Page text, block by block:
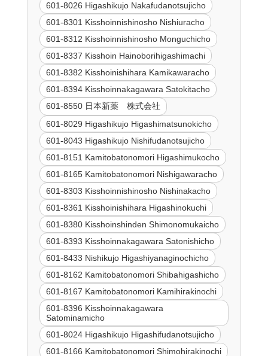
601-8026 Higashikujo Nakafudanotsujicho
601-8301 Kisshoinnishinosho Nishiuracho
601-8312 Kisshoinnishinosho Monguchicho
601-8337 Kisshoin Hainoborihigashimachi
601-8382 Kisshoinishihara Kamikawaracho
601-8394 Kisshoinnakagawara Satokitacho
601-8550 日本新薬 株式会社
601-8029 Higashikujo Higashimatsunokicho
601-8043 Higashikujo Nishifudanotsujicho
601-8151 Kamitobatonomori Higashimukocho
601-8165 Kamitobatonomori Nishigawaracho
601-8303 Kisshoinnishinosho Nishinakacho
601-8361 Kisshoinishihara Higashinokuchi
601-8380 Kisshoinshinden Shimonomukaicho
601-8393 Kisshoinnakagawara Satonishicho
601-8433 Nishikujo Higashiyanaginochicho
601-8162 Kamitobatonomori Shibahigashicho
601-8167 Kamitobatonomori Kamihirakinochi
601-8396 Kisshoinnakagawara
Satominamicho
601-8024 Higashikujo Higashifudanotsujicho
601-8166 Kamitobatonomori Shimohirakinochi